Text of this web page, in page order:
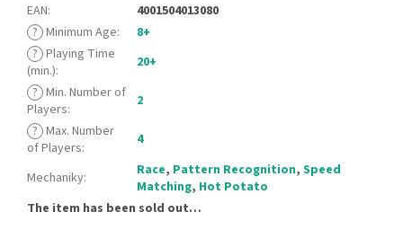
EAN:
4001504013080
? Minimum Age:
8+
? Playing Time
(min.):
20+
? Min. Number of
Players:
2
? Max. Number
of Players: 4
Mechaniky: Race, Pattern Recognition, Speed
Matching, Hot Potato
The item has been sold out…